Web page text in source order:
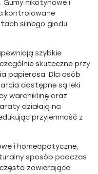
Gumy nikotynowe i
kontrolowane
silnego głodu
szybkie
skuteczne przy
papierosa. Dla osób
dostępne są leki
wareniklinę oraz
działają na
przyjemność z
i homeopatyczne,
sposób podczas
zawierające